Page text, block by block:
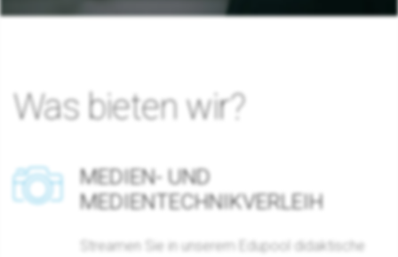
Was bieten wir?
MEDIEN- UND
MEDIENTECHNIKVERLEIH
Streamen Sie in unserem Edupool didaktische